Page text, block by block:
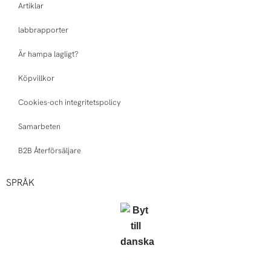
Artiklar
labbrapporter
Är hampa lagligt?
Köpvillkor
Cookies-och integritetspolicy
Samarbeten
B2B Återförsäljare
SPRÅK